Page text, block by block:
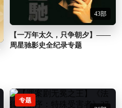
43部
【一万年太久，只争朝夕】——
周星驰影史全纪录专题
专题